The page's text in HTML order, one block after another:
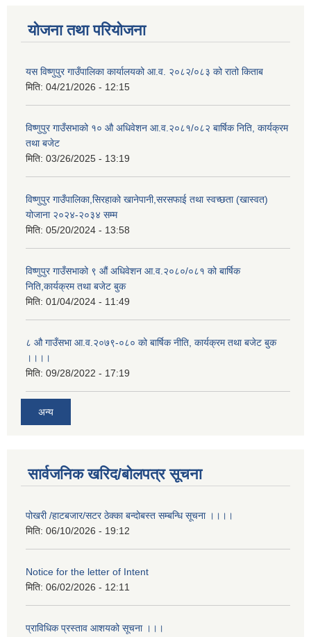
योजना तथा परियोजना
यस विष्णुपुर गाउँपालिका कार्यालयको आ.व. २०८२/०८३ को रातो किताब
मिति: 04/21/2026 - 12:15
विष्णुपुर गाउँसभाको १० औ अधिवेशन आ.व.२०८१/०८२ बार्षिक निति, कार्यक्रम
तथा बजेट
मिति: 03/26/2025 - 13:19
विष्णुपुर गाउँपालिका,सिरहाको खानेपानी,सरसफाई तथा स्वच्छता (खास्वत)
योजाना २०२४-२०३४ सम्म
मिति: 05/20/2024 - 13:58
विष्णुपुर गाउँसभाको ९ औं अधिवेशन आ.व.२०८०/०८१ को बार्षिक
निति,कार्यक्रम तथा बजेट बुक
मिति: 01/04/2024 - 11:49
८ औ गाउँसभा आ.व.२०७९-०८० को बार्षिक नीति, कार्यक्रम तथा बजेट बुक
।।।।
मिति: 09/28/2022 - 17:19
अन्य
सार्वजनिक खरिद/बोलपत्र सूचना
पोखरी /हाटबजार/सटर ठेक्का बन्दोबस्त सम्बन्धि सूचना ।।।।
मिति: 06/10/2026 - 19:12
Notice for the letter of Intent
मिति: 06/02/2026 - 12:11
प्राविधिक प्रस्ताव आशयको सूचना ।।।